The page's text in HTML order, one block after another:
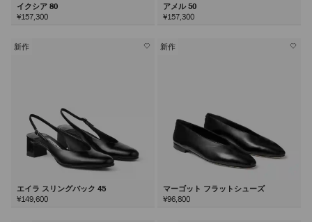
イクシア 80
¥157,300
アメル 50
¥157,300
新作
エイラ スリングバック 45
¥149,600
新作
マーゴット フラットシューズ
¥96,800